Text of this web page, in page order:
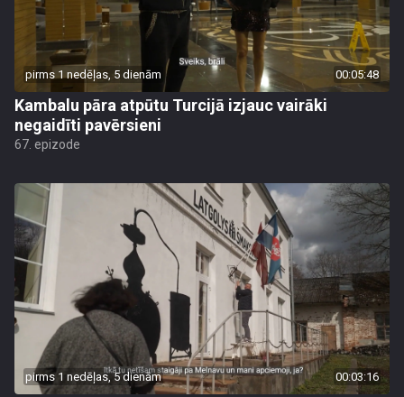
pirms 1 nedēļas, 5 dienām 00:05:48
Kambalu pāra atpūtu Turcijā izjauc vairāki
negaidīti pavērsieni
67. epizode
pirms 1 nedēļas, 5 dienām 00:03:16